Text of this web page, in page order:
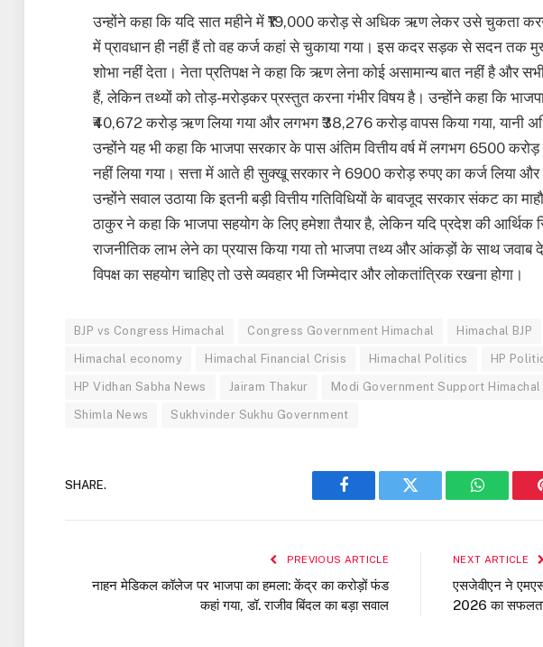
उन्होंने कहा कि यदि सात महीने में ₹19,000 करोड़ से अधिक ऋण लेकर उसे चुकता
में प्रावधान ही नहीं हैं तो वह कर्ज कहां से चुकाया गया। इस कदर सड़क से सदन तक
शोभा नहीं देता। नेता प्रतिपक्ष ने कहा कि ऋण लेना कोई असामान्य बात नहीं है और
हैं, लेकिन तथ्यों को तोड़-मरोड़कर प्रस्तुत करना गंभीर विषय है। उन्होंने कहा कि
₹40,672 करोड़ ऋण लिया गया और लगभग ₹38,276 करोड़ वापस किया गया, यानी
उन्होंने यह भी कहा कि भाजपा सरकार के पास अंतिम वित्तीय वर्ष में लगभग 6500
नहीं लिया गया। सत्ता में आते ही सुक्खू सरकार ने 6900 करोड़ रुपए का कर्ज लिया
उन्होंने सवाल उठाया कि इतनी बड़ी वित्तीय गतिविधियों के बावजूद सरकार संकट का
ठाकुर ने कहा कि भाजपा सहयोग के लिए हमेशा तैयार है, लेकिन यदि प्रदेश की
राजनीतिक लाभ लेने का प्रयास किया गया तो भाजपा तथ्य और आंकड़ों के साथ जवाब
विपक्ष का सहयोग चाहिए तो उसे व्यवहार भी जिम्मेदार और लोकतांत्रिक रखना होगा।
BJP vs Congress Himachal Congress Government Himachal Himachal BJP
Himachal economy Himachal Financial Crisis Himachal Politics HP
HP Vidhan Sabha News Jairam Thakur Modi Government Support Himachal
Shimla News Sukhvinder Sukhu Government
SHARE.
Facebook Twitter
PREVIOUS ARTICLE
नाहन मेडिकल कॉलेज पर भाजपा का हमला: केंद्र का करोड़ों फंड
कहां गया, डॉ. राजीव बिंदल का बड़ा सवाल
NEXT ARTICLE
एसजेवीएन ने
2026 का